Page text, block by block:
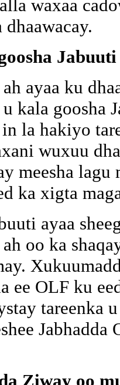
waxaa
ayaa ku
kala goosha
la hakiyo
wuxuu
meesha lagu
ka xigta
ayaa
oo ka
ee OLF ku
tareenka
Jabhadda
Ziway oo